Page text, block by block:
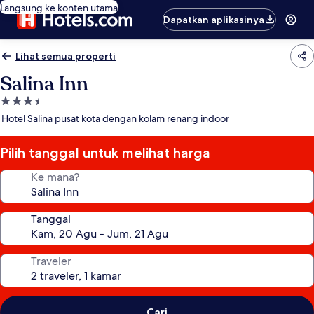
Langsung ke konten utama
Dapatkan aplikasinya
Lihat semua properti
Salina Inn
Properti
bintang
Hotel Salina pusat kota dengan kolam renang indoor
Pilih tanggal untuk melihat harga
Ke mana?
Tanggal
Traveler